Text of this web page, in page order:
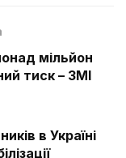
мільйон
тиск – ЗМІ
в Україні